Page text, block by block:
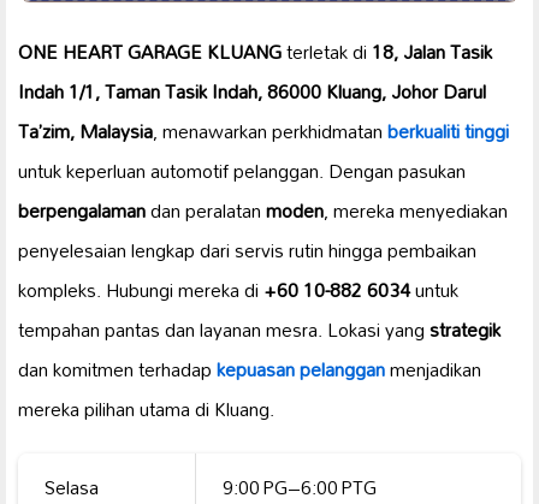
ONE HEART GARAGE KLUANGterletak di18, Jalan Tasik
Indah 1/1, Taman Tasik Indah, 86000 Kluang, Johor Darul
Ta’zim, Malaysia, menawarkan perkhidmatanberkualiti tinggi
untuk keperluan automotif pelanggan. Dengan pasukan
berpengalamandan peralatanmoden, mereka menyediakan
penyelesaian lengkap dari servis rutin hingga pembaikan
kompleks. Hubungi mereka di+60 10-882 6034untuk
tempahan pantas dan layanan mesra. Lokasi yangstrategik
dan komitmen terhadapkepuasan pelangganmenjadikan
mereka pilihan utama di Kluang.
Selasa
9:00 PG–6:00 PTG